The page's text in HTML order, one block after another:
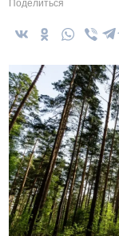
Поделиться